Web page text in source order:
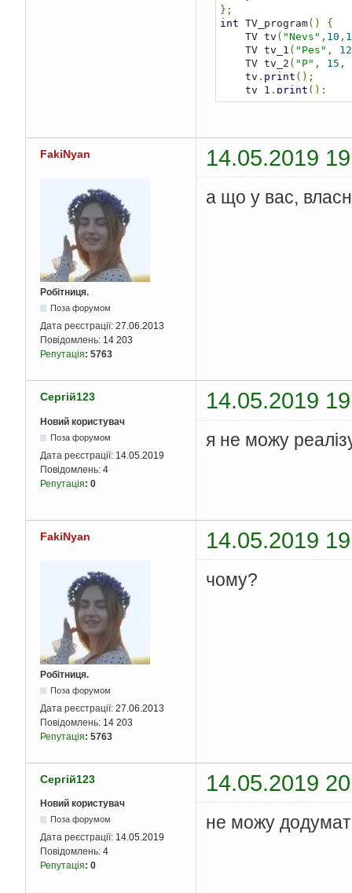
};
int TV_program()
{
    TV tv
( "Nevs" , 10 ,
    TV tv_1
( "Pes" , 12
    TV tv_2
( "P" , 15 ,
    tv
. print ();
    tv_1
. print ();
    tv_2
.print();
}
FakiNyan 14.05.2019
Робітниця.
Поза форумом
Дата реєстрації: 27.06.2013
Повідомлень: 14 203
Репутація: 5763
а що у вас,
Сергій123 14.05.2019
Новий користувач
Поза форумом
Дата реєстрації: 14.05.2019
Повідомлень: 4
Репутація: 0
я не можу
FakiNyan 14.05.2019
Робітниця.
Поза форумом
Дата реєстрації: 27.06.2013
Повідомлень: 14 203
Репутація: 5763
чому?
Сергій123 14.05.2019
Новий користувач
Поза форумом
Дата реєстрації: 14.05.2019
Повідомлень: 4
Репутація: 0
не можу